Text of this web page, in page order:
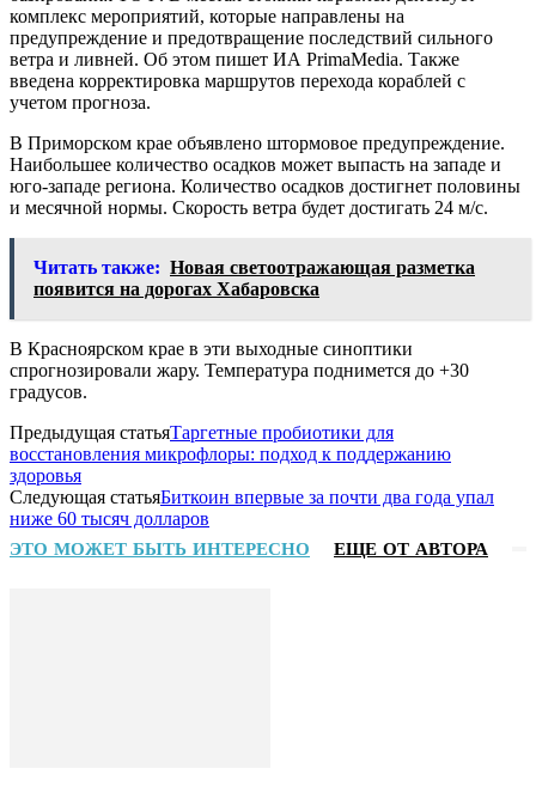
комплекс мероприятий, которые направлены на
предупреждение и предотвращение последствий сильного
ветра и ливней. Об этом пишет ИА PrimaMedia. Также
введена корректировка маршрутов перехода кораблей с
учетом прогноза.
В Приморском крае объявлено штормовое предупреждение.
Наибольшее количество осадков может выпасть на западе и
юго-западе региона. Количество осадков достигнет половины
и месячной нормы. Скорость ветра будет достигать 24 м/с.
Читать также: Новая светоотражающая разметка
появится на дорогах Хабаровска
В Красноярском крае в эти выходные синоптики
спрогнозировали жару. Температура поднимется до +30
градусов.
Предыдущая статьяТаргетные пробиотики для
восстановления микрофлоры: подход к поддержанию
здоровья
Следующая статьяБиткоин впервые за почти два года упал
ниже 60 тысяч долларов
ЭТО МОЖЕТ БЫТЬ ИНТЕРЕСНО ЕЩЕ ОТ АВТОРА